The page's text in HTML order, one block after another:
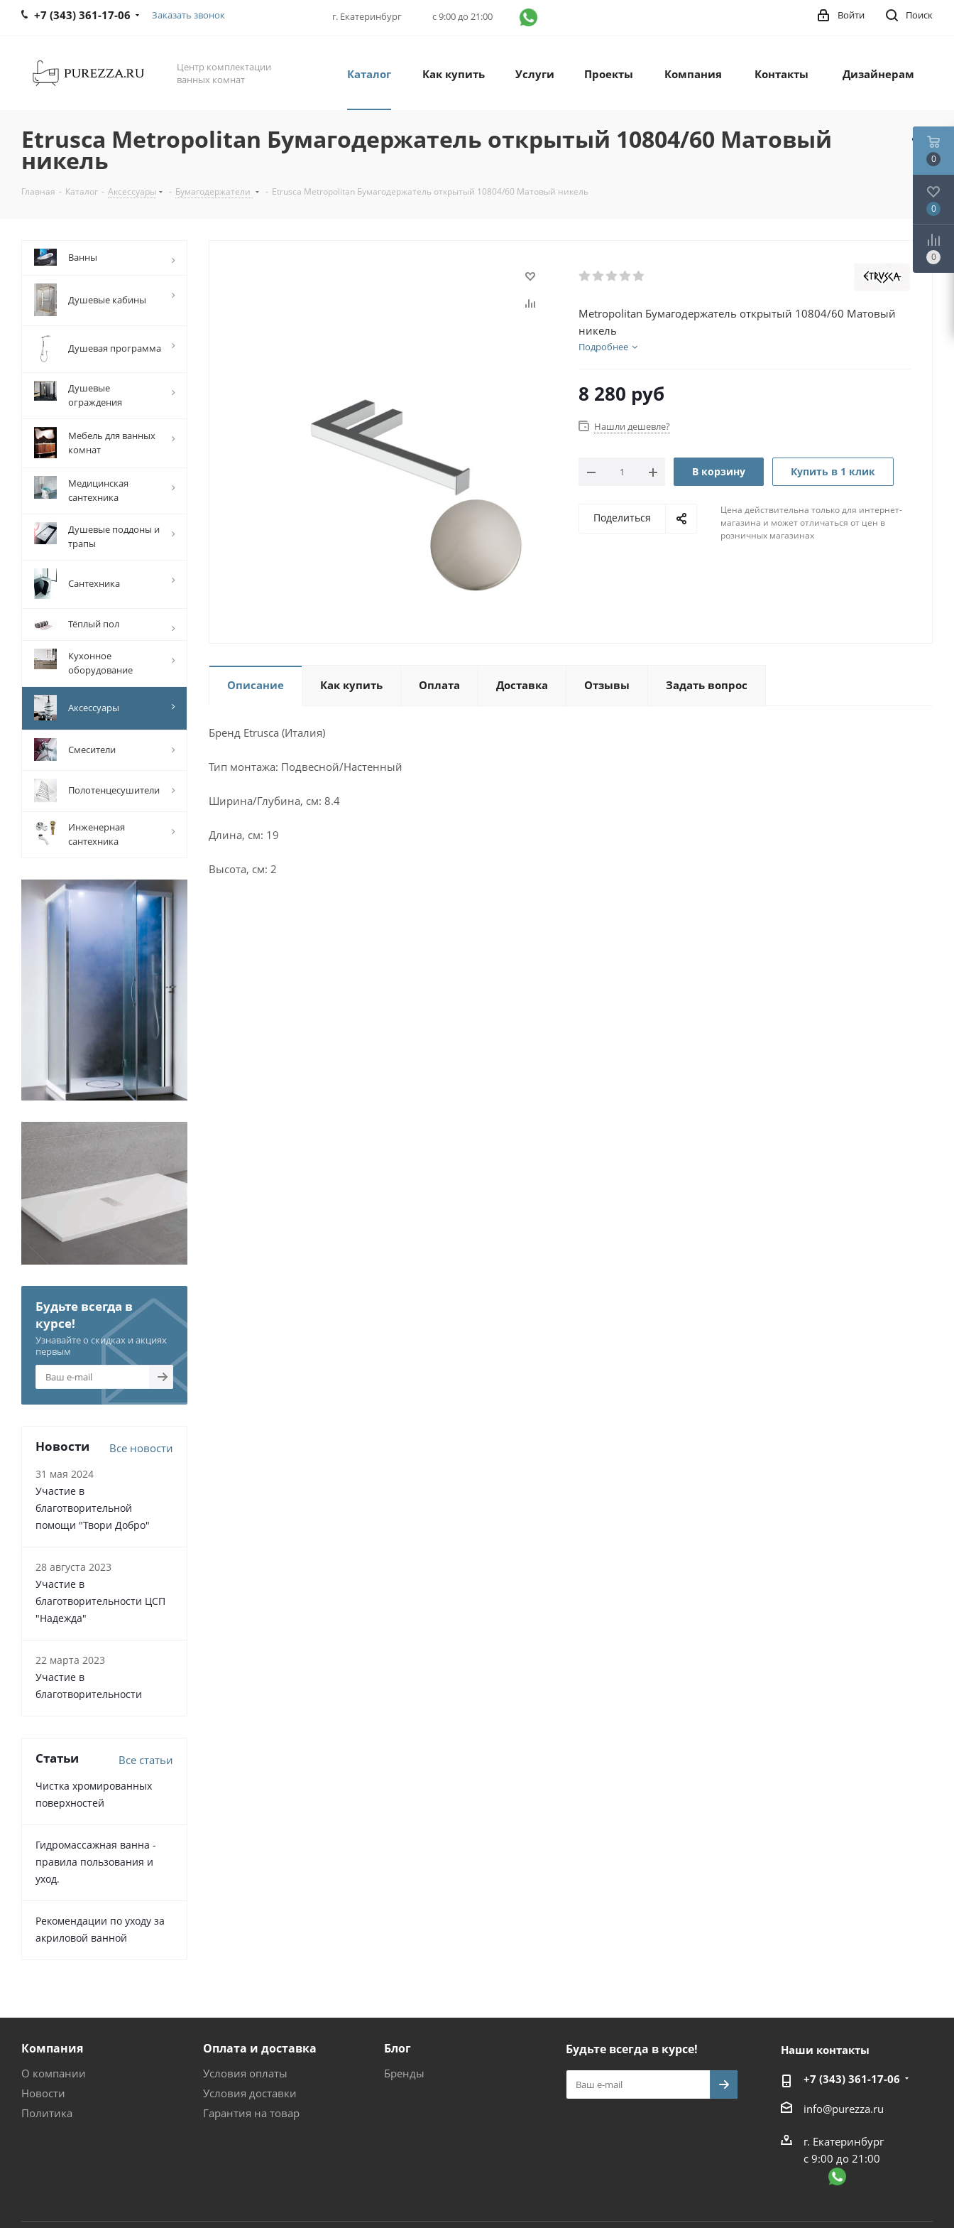
+7 (343) 361-17-06 Заказать звонок г. Екатеринбург с 9:00 до 21:00 Поиск
Войти
Центр комплектации
ванных комнат
Каталог Как купить Услуги Проекты Компания Контакты Дизайнерам
Etrusca Metropolitan Бумагодержатель открытый 10804/60 Матовый
никель
Главная - Каталог - Аксессуары - Бумагодержатели - Etrusca Metropolitan Бумагодержатель открытый 10804/60 Матовый никель
Metropolitan Бумагодержатель открытый 10804/60 Матовый
никель
Подробнее
8 280 руб
Нашли дешевле?
В корзину Купить в 1 клик
Поделиться
Цена действительна только для интернет-
магазина и может отличаться от цен в
розничных магазинах
Описание Как купить Оплата Доставка Отзывы Задать вопрос
Бренд Etrusca (Италия)
Тип монтажа: Подвесной/Настенный
Ширина/Глубина, см: 8.4
Длина, см: 19
Высота, см: 2
Ванны
Душевые кабины
Душевая программа
Душевые
ограждения
Мебель для ванных
комнат
Медицинская
сантехника
Душевые поддоны и
трапы
Сантехника
Тёплый пол
Кухонное
оборудование
Аксессуары
Смесители
Полотенцесушители
Инженерная
сантехника
Будьте всегда в
курсе!
Узнавайте о скидках и акциях
первым
Новости Все новости
31 мая 2024
Участие в
благотворительной
помощи "Твори Добро"
28 августа 2023
Участие в
благотворительности ЦСП
"Надежда"
22 марта 2023
Участие в
благотворительности
Статьи Все статьи
Чистка хромированных
поверхностей
Гидромассажная ванна -
правила пользования и
уход.
Рекомендации по уходу за
акриловой ванной
Компания
О компании
Новости
Политика
Оплата и доставка
Условия оплаты
Условия доставки
Гарантия на товар
Блог
Бренды
Будьте всегда в курсе! Наши контакты
+7 (343) 361-17-06
info@purezza.ru
г. Екатеринбург
с 9:00 до 21:00
0
0
0